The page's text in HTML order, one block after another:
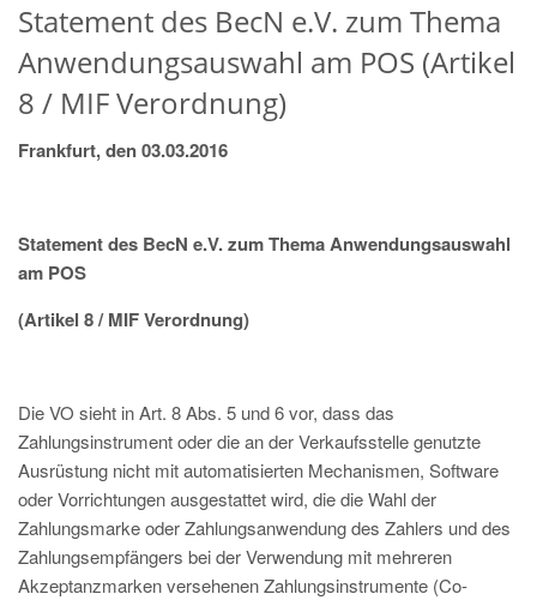
Statement des BecN e.V. zum Thema
Anwendungsauswahl am POS (Artikel
8 / MIF Verordnung)
Frankfurt, den 03.03.2016
Statement des BecN e.V. zum Thema Anwendungsauswahl
am POS
(Artikel 8 / MIF Verordnung)
Die VO sieht in Art. 8 Abs. 5 und 6 vor, dass das
Zahlungsinstrument oder die an der Verkaufsstelle genutzte
Ausrüstung nicht mit automatisierten Mechanismen, Software
oder Vorrichtungen ausgestattet wird, die die Wahl der
Zahlungsmarke oder Zahlungsanwendung des Zahlers und des
Zahlungsempfängers bei der Verwendung mit mehreren
Akzeptanzmarken versehenen Zahlungsinstrumente (Co-